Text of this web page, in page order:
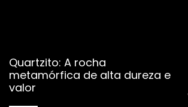
Quartzito: A rocha
metamórfica de alta dureza e
valor